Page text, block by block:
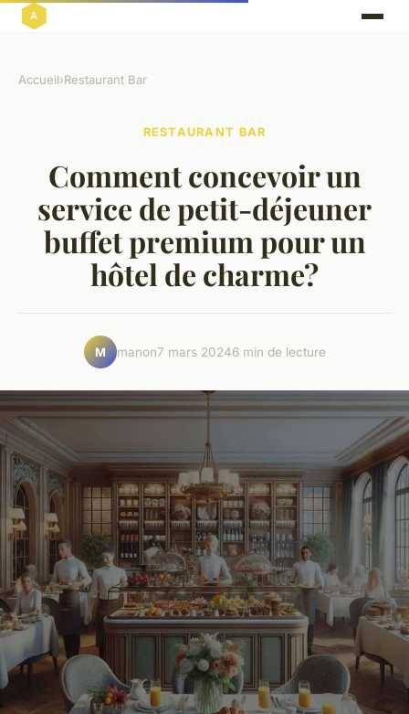
Accueil›Restaurant Bar
RESTAURANT BAR
Comment concevoir un
service de petit-déjeuner
buffet premium pour un
hôtel de charme?
M manon7 mars 20246 min de lecture